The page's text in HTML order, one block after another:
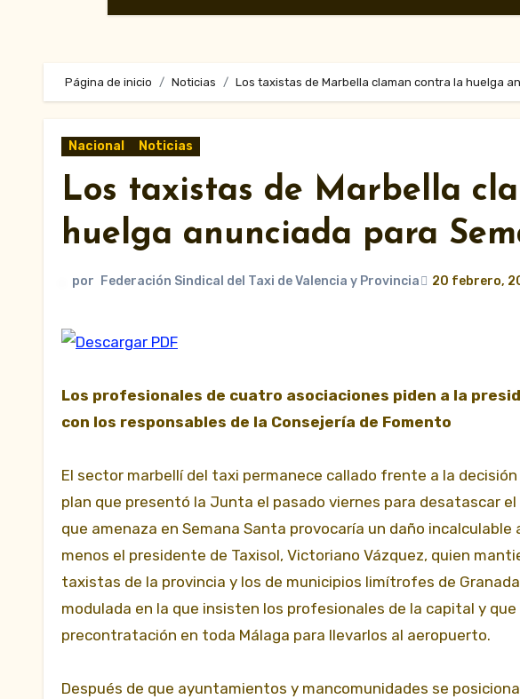
Página de inicio Noticias Los taxistas de Marbella claman contra la huelga
Nacional Noticias
Los taxistas de Marbella
huelga anunciada para
por Federación Sindical del Taxi de Valencia y Provincia 20 febrero,
Los profesionales de cuatro asociaciones piden a la
con los responsables de la Consejería de Fomento
El sector marbellí del taxi permanece callado frente a la
plan que presentó la Junta el pasado viernes para desatascar
que amenaza en Semana Santa provocaría un daño incalculable
menos el presidente de Taxisol, Victoriano Vázquez, quien
taxistas de la provincia y los de municipios limítrofes de
modulada en la que insisten los profesionales de la capital y
precontratación en toda Málaga para llevarlos al aeropuerto.
Después de que ayuntamientos y mancomunidades se